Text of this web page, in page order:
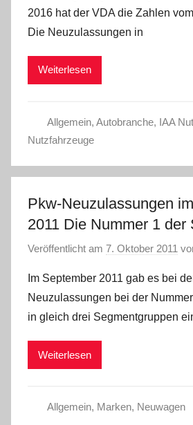
2016 hat der VDA die Zahlen
Die Neuzulassungen in
Weiterlesen
Allgemein, Autobranche, IAA
Nutzfahrzeuge
Pkw-Neuzulassungen
2011 Die Nummer 1 der
Veröffentlicht am 7. Oktober 2011
Im September 2011 gab es bei
Neuzulassungen bei der
in gleich drei Segmentgruppen
Weiterlesen
Allgemein, Marken, Neuwagen